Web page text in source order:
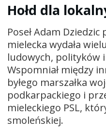
Hołd dla
Poseł Adam
mielecka wydała
ludowych, polityków
Wspomniał między
byłego marszałka
podkarpackiego i
mieleckiego PSL,
smoleńskiej.